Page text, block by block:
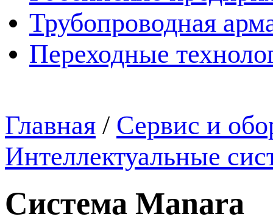
Трубопроводная
Переходные
Главная / Сервис и
Интеллектуальные
Система Manara